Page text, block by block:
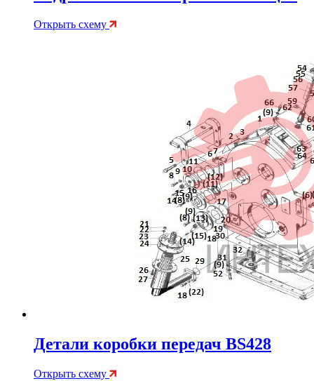
Открыть схему
Детали коробки передач BS428
Открыть схему